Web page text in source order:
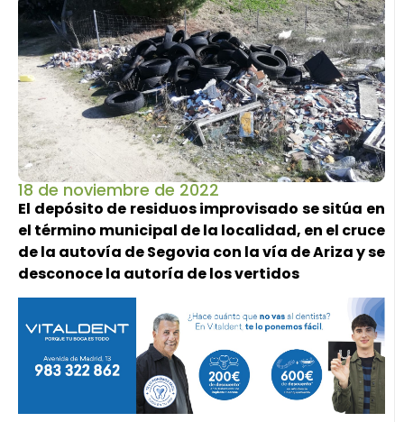
18 de noviembre de 2022
El depósito de residuos improvisado se sitúa en
el término municipal de la localidad, en el cruce
de la autovía de Segovia con la vía de Ariza y se
desconoce la autoría de los vertidos